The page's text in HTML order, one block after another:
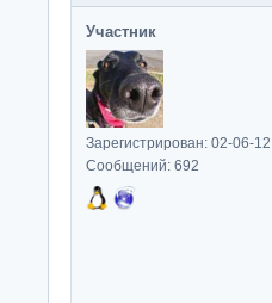
Участник
Зарегистрирован: 02-06-12
Сообщений: 692